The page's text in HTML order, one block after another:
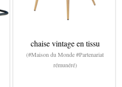
chaise vintage en tissu
(#Maison du Monde #Partenariat
rémunéré)